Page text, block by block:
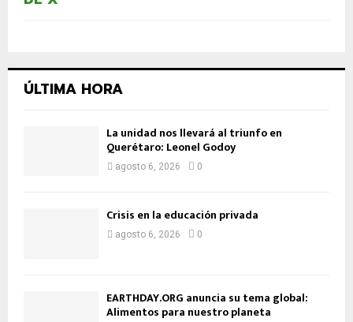
ÚLTIMA HORA
La unidad nos llevará al triunfo en
Querétaro: Leonel Godoy
agosto 6, 2026 0
Crisis en la educación privada
agosto 6, 2026 0
EARTHDAY.ORG anuncia su tema global:
Alimentos para nuestro planeta